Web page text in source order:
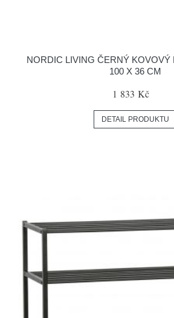
NORDIC LIVING ČERNÝ KOVOVÝ
100 X 36 CM
1 833 Kč
DETAIL PRODUKTU